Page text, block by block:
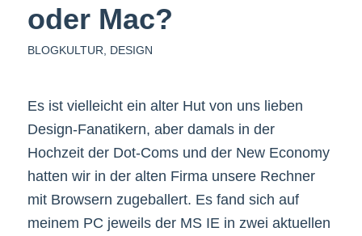
oder Mac?
BLOGKULTUR DESIGN
Es ist vielleicht ein alter Hut von uns lieben
Design-Fanatikern, aber damals in der
Hochzeit der Dot-Coms und der New Economy
hatten wir in der alten Firma unsere Rechner
mit Browsern zugeballert. Es fand sich auf
meinem PC jeweils der MS IE in zwei aktuellen